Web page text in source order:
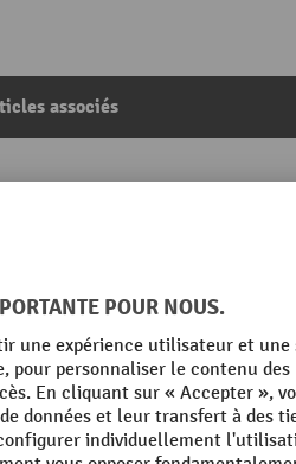
associés
longueur du flexible 25 m
Marque
Poids propre
Rubrique